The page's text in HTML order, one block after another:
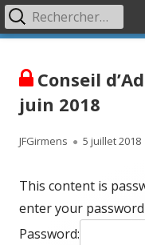
Primary
Conseil
juin 2018
Author
JFGirmens
Published
5 juillet 2018
This content is
enter your
Password: